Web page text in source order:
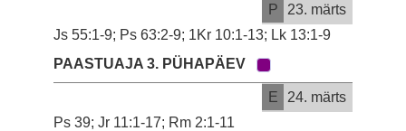
P
23. märts
Js 55:1-9; Ps 63:2-9; 1Kr 10:1-13; Lk 13:1-9
PAASTUAJA 3. PÜHAPÄEV
E
24. märts
Ps 39; Jr 11:1-17; Rm 2:1-11